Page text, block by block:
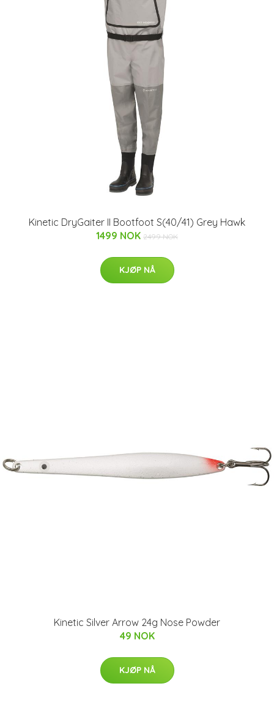
Kinetic DryGaiter II Bootfoot S(40/41) Grey Hawk
1499 NOK 2499 NOK
KJØP NÅ
Kinetic Silver Arrow 24g Nose Powder
49 NOK
KJØP NÅ